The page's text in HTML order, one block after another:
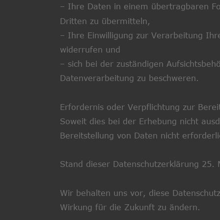
– Ihre Daten in einem übertragbaren
Dritten zu übermitteln,
– Ihre Einwilligung zur Verarbeitung
widerrufen und
– sich bei der zuständigen
Datenverarbeitung zu beschweren.
Erfordernis oder Verpflichtung zur
Soweit dies bei der Erhebung nicht
Bereitstellung von Daten nicht
Stand dieser Datenschutzerklärung 25.
Wir behalten uns vor, diese
Wirkung für die Zukunft zu ändern.